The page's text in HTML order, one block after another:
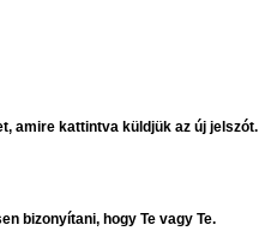
amire kattintva küldjük az új jelszót.
bizonyítani, hogy Te vagy Te.